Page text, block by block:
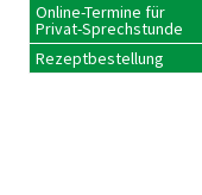
Online-Termine für
Privat-Sprechstunde
Rezeptbestellung